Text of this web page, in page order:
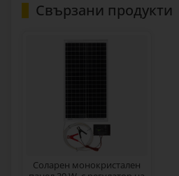
Свързани продукти
Соларен монокристален